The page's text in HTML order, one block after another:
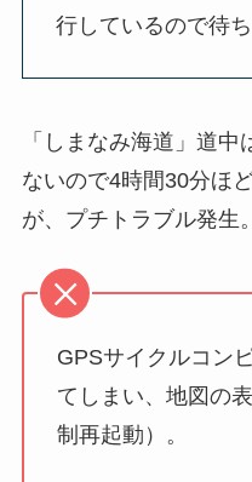
行しているので待ち
「しまなみ海道」道
ないので4時間30分ほ
が、プチトラブル発生。
GPSサイクルコン
てしまい、地図の
制再起動）。